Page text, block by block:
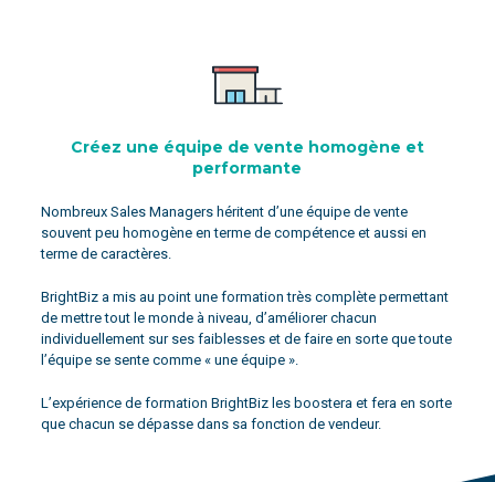
Créez une équipe de vente homogène et
performante
Nombreux Sales Managers héritent d’une équipe de vente
souvent peu homogène en terme de compétence et aussi en
terme de caractères.
BrightBiz a mis au point une formation très complète permettant
de mettre tout le monde à niveau, d’améliorer chacun
individuellement sur ses faiblesses et de faire en sorte que toute
l’équipe se sente comme « une équipe ».
L’expérience de formation BrightBiz les boostera et fera en sorte
que chacun se dépasse dans sa fonction de vendeur.